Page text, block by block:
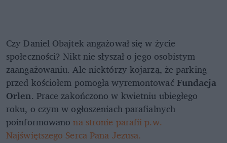
Czy Daniel Obajtek angażował się w życie
społeczności? Nikt nie słyszał o jego osobistym
zaangażowaniu. Ale niektórzy kojarzą, że parking
przed kościołem pomogła wyremontowaćFundacja
Orlen. Prace zakończono w kwietniu ubiegłego
roku, o czym w ogłoszeniach parafialnych
poinformowanona stronie parafii p.w.
Najświętszego Serca Pana Jezusa.